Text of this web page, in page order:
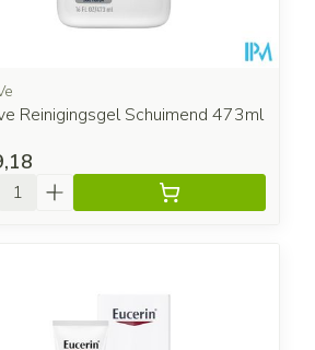
Reinigingsgel Schuimend 473ml